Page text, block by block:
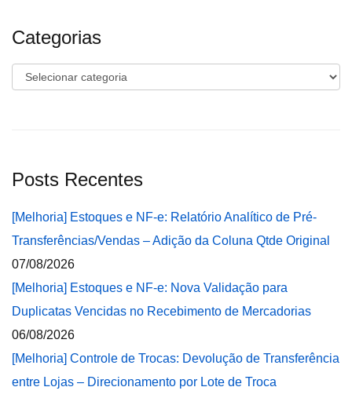
Categorias
Categorias
Posts Recentes
[Melhoria] Estoques e NF-e: Relatório Analítico de Pré-
Transferências/Vendas – Adição da Coluna Qtde Original
07/08/2026
[Melhoria] Estoques e NF-e: Nova Validação para
Duplicatas Vencidas no Recebimento de Mercadorias
06/08/2026
[Melhoria] Controle de Trocas: Devolução de Transferência
entre Lojas – Direcionamento por Lote de Troca